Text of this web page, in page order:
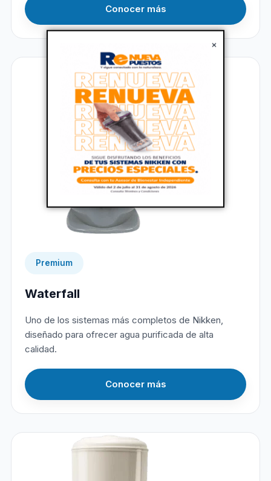
×
Conocer más
Premium
Waterfall
Uno de los sistemas más completos de Nikken,
diseñado para ofrecer agua purificada de alta
calidad.
Conocer más